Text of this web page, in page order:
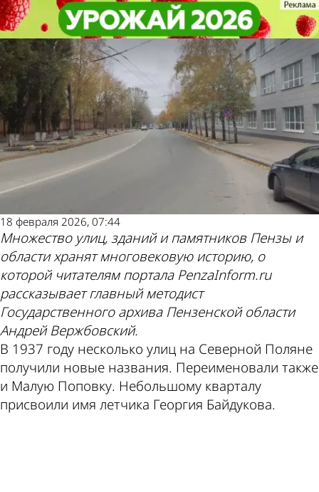
История Пензы: Одежду летчика
Байдукова вывесили в магазине
История
18 февраля 2026, 07:44
Множество улиц, зданий и памятников Пензы и
области хранят многовековую историю, о
которой читателям портала PenzaInform.ru
рассказывает главный методист
Государственного архива Пензенской области
Андрей Вержбовский.
В 1937 году несколько улиц на Северной Поляне
получили новые названия. Переименовали также
и Малую Поповку. Небольшому кварталу
присвоили имя летчика Георгия Байдукова.
История Пензы: Одежду летчика
Байдукова вывесили в магазине
История
Другие новости
по теме
Погода и курсы
валют в Пензе